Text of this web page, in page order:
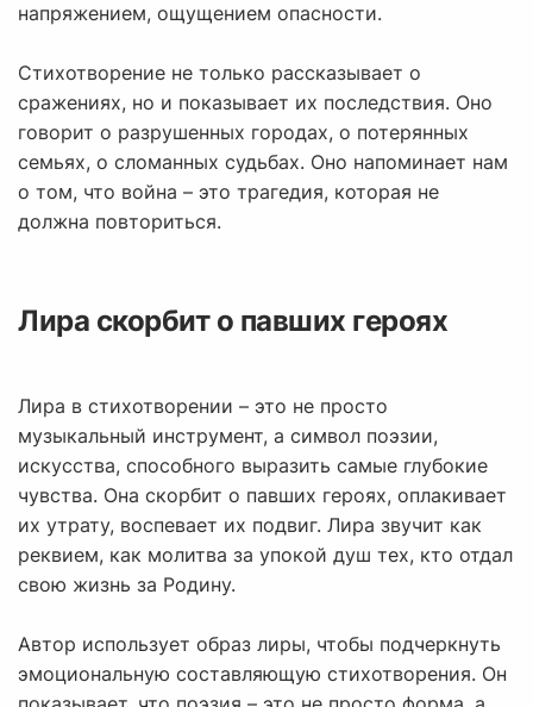
напряжением, ощущением опасности.
Стихотворение не только рассказывает о
сражениях, но и показывает их последствия. Оно
говорит о разрушенных городах, о потерянных
семьях, о сломанных судьбах. Оно напоминает нам
о том, что война – это трагедия, которая не
должна повториться.
Лира скорбит о павших героях
Лира в стихотворении – это не просто
музыкальный инструмент, а символ поэзии,
искусства, способного выразить самые глубокие
чувства. Она скорбит о павших героях, оплакивает
их утрату, воспевает их подвиг. Лира звучит как
реквием, как молитва за упокой душ тех, кто отдал
свою жизнь за Родину.
Автор использует образ лиры, чтобы подчеркнуть
эмоциональную составляющую стихотворения. Он